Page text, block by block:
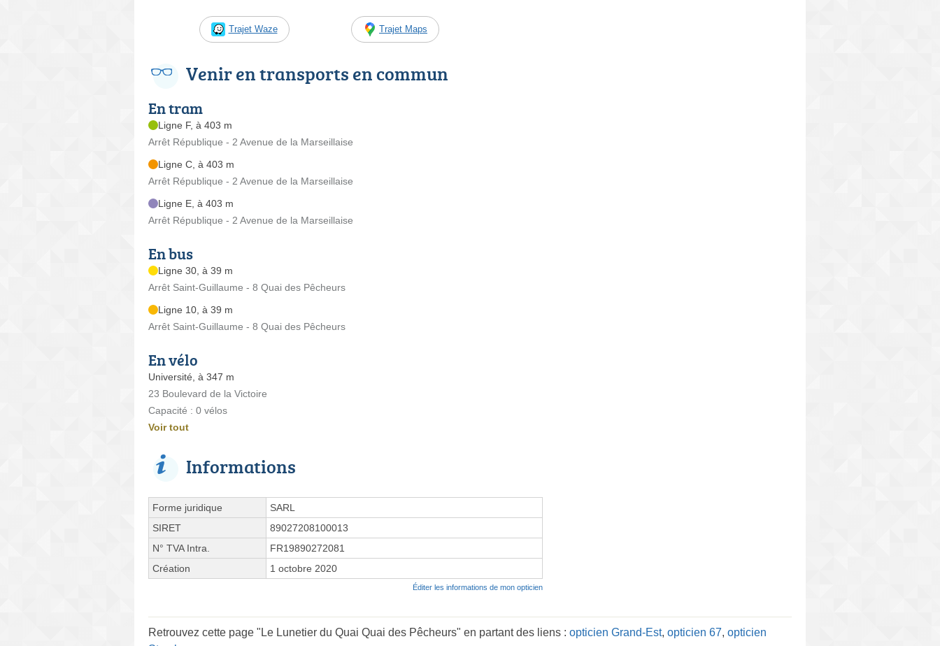
Trajet Waze Trajet Maps
Venir en transports en commun
En tram
Ligne F, à 403 m
Arrêt République - 2 Avenue de la Marseillaise
Ligne C, à 403 m
Arrêt République - 2 Avenue de la Marseillaise
Ligne E, à 403 m
Arrêt République - 2 Avenue de la Marseillaise
En bus
Ligne 30, à 39 m
Arrêt Saint-Guillaume - 8 Quai des Pêcheurs
Ligne 10, à 39 m
Arrêt Saint-Guillaume - 8 Quai des Pêcheurs
En vélo
Université, à 347 m
23 Boulevard de la Victoire
Capacité : 0 vélos
Voir tout
Informations
Forme juridique
SARL
SIRET
89027208100013
N° TVA Intra.
FR19890272081
Création
1 octobre 2020
Éditer les informations de mon opticien
Retrouvez cette page "Le Lunetier du Quai Quai des Pêcheurs" en partant des liens : opticien Grand-Est, opticien 67, opticien